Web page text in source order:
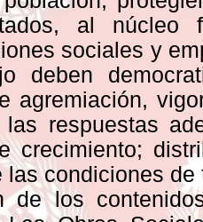
al
sociales y
deben
agremiación,
las respuestas
crecimiento;
las condiciones
de los